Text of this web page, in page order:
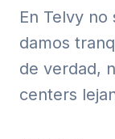
En Telvy
damos
de verdad,
centers